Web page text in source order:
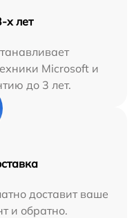
х лет
Microsoft и
до 3 лет.
доставит ваше
и обратно.